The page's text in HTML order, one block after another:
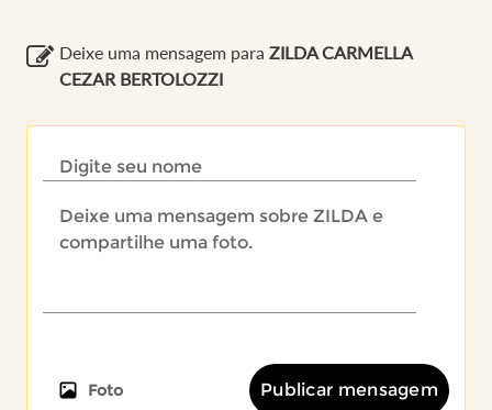
Deixe uma mensagem para ZILDA CARMELLA
CEZAR BERTOLOZZI
Foto Publicar mensagem